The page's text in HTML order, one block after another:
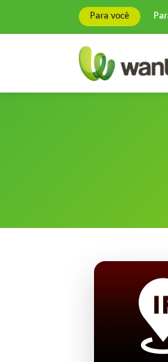
Para você